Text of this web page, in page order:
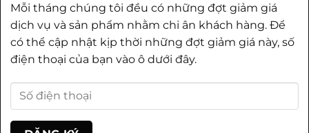
Mỗi tháng chúng tôi đều có những đợt giảm giá
dịch vụ và sản phẩm nhằm chi ân khách hàng. Để
có thể cập nhật kịp thời những đợt giảm giá này, số
điện thoại của bạn vào ô dưới đây.